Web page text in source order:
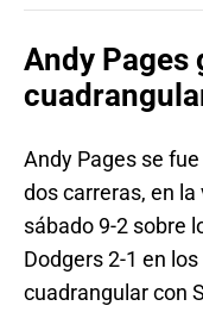
Andy Pages
Andy Pages se
dos carreras, en la
sábado 9-2 sobre
Dodgers 2-1 en
cuadrangular con